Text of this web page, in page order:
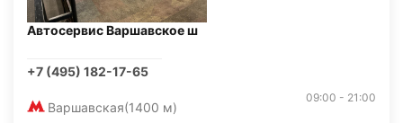
Автосервис Варшавское ш
+7 (495) 182-17-65
Варшавская(1400 м)
09:00 - 21:00